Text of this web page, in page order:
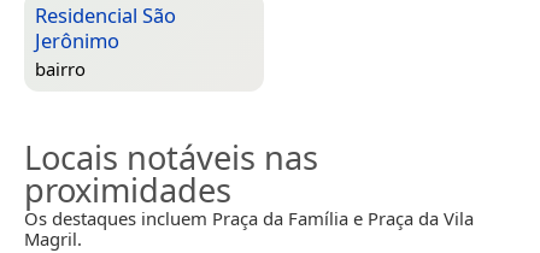
Residencial São
Jerônimo
bairro
Locais notáveis nas
proximidades
Os destaques incluem Praça da Família e Praça da Vila
Magril.